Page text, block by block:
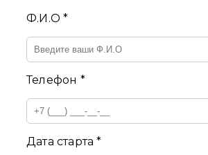
Ф.И.О *
Телефон *
Дата старта *